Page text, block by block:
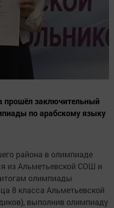
прошёл заключительный
по арабскому языку
района в олимпиаде
из Альметьевской СОШ и
олимпиады
8 класса Альметьевской
выполнив олимпиаду